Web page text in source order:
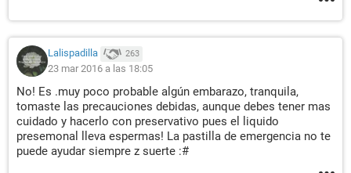
Lalispadilla 263
23 mar 2016 a las 18:05
No! Es .muy poco probable algún embarazo, tranquila,
tomaste las precauciones debidas, aunque debes tener mas
cuidado y hacerlo con preservativo pues el liquido
presemonal lleva espermas! La pastilla de emergencia no te
puede ayudar siempre z suerte :#